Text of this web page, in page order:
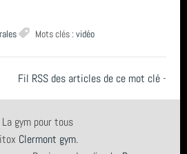
GRS (1)
Derniers articles
UFOLEP 2026
- Nos équipes en compétition
Mots clés
Clermont-Ferrand
GRS
commentaires
Mots clés :vidéo
Fil RSS des articles de ce mot clé-
gym pour tous
Clermont gym.